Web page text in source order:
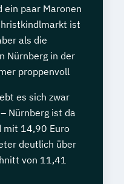
ein paar Maronen
ist
als die
Nürnberg in der
proppenvoll
es sich zwar
Nürnberg ist da
mit 14,90 Euro
deutlich über
von 11,41